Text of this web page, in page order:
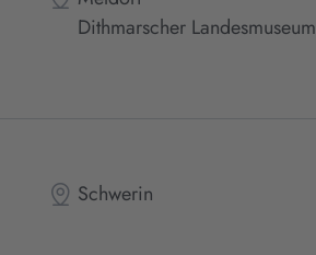
Dithmarscher Landesmuseum
Schwerin